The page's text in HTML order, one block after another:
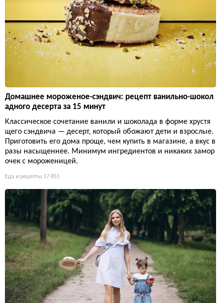
Домашнее мороженое-сэндвич: рецепт ванильно-шокол
адного десерта за 15 минут
Классическое сочетание ванили и шоколада в форме хрустя
щего сэндвича — десерт, который обожают дети и взрослые.
Приготовить его дома проще, чем купить в магазине, а вкус в
разы насыщеннее. Минимум ингредиентов и никаких замор
очек с мороженицей.
Еда и рецепты 17 851